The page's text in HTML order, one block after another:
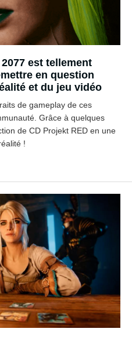
est tellement
en question
et du jeu vidéo
de gameplay de ces
Grâce à quelques
de CD Projekt RED en une
!